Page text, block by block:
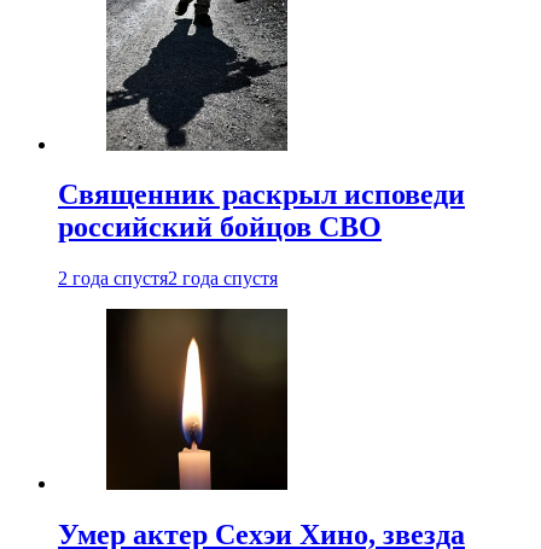
Священник раскрыл исповеди
российский бойцов СВО
2 года спустя2 года спустя
Умер актер Сехэи Хино, звезда